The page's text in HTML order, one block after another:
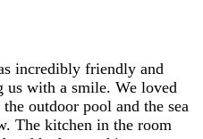
incredibly friendly and
us with a smile. We loved
outdoor pool and the sea
The kitchen in the room